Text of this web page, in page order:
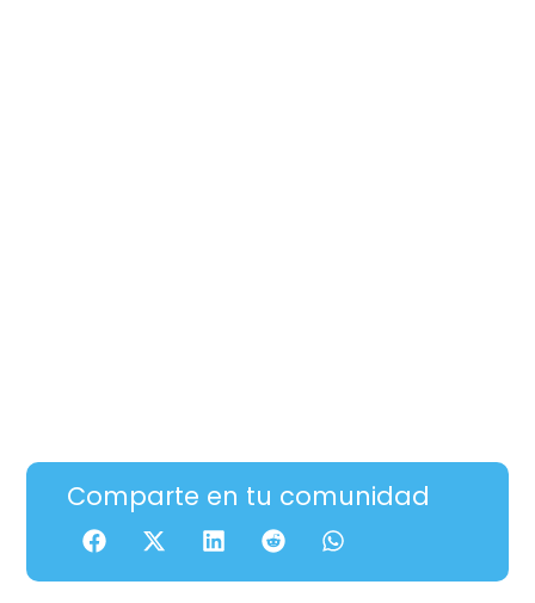
Comparte en tu comunidad